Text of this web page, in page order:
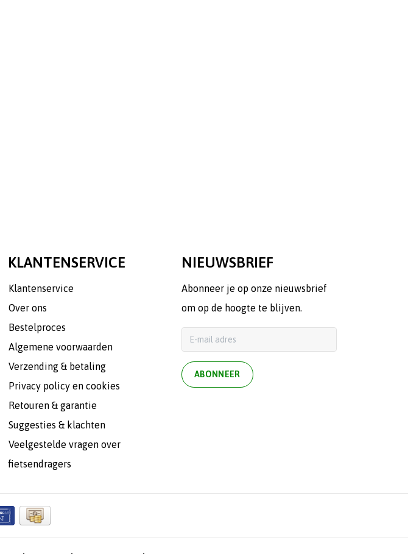
KLANTENSERVICE
Klantenservice
Over ons
Bestelproces
Algemene voorwaarden
Verzending & betaling
Privacy policy en cookies
Retouren & garantie
Suggesties & klachten
Veelgestelde vragen over
fietsendragers
NIEUWSBRIEF
Abonneer je op onze nieuwsbrief
om op de hoogte te blijven.
ABONNEER